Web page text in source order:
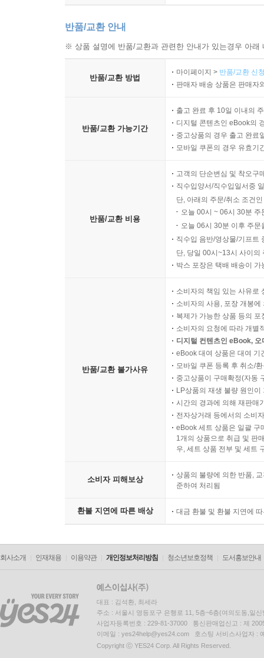
반품/교환 안내
※ 상품 설명에 반품/교환과 관련한 안내가 있는경우 아
반품/교환 방법
마이페이지 > 반품/교환 신
판매자 배송 상품은 판매자
반품/교환 가능기간
출고 완료 후 10일 이내의
디지털 콘텐츠인 eBook의
중고상품의 경우 출고 완료
모바일 쿠폰의 경우 유효기
반품/교환 비용
고객의 단순변심 및 착오구
직수입양서/직수입일서중
단, 아래의 주문/취소 조건
오늘 00시 ~ 06시 30분
오늘 06시 30분 이후 주
직수입 음반/영상물/기프트
단, 당일 00시~13시 사이의
박스 포장은 택배 배송이
반품/교환 불가사유
소비자의 책임 있는 사유로
소비자의 사용, 포장 개봉
복제가 가능한 상품 등의
소비자의 요청에 따라 개별
디지털 컨텐츠인 eBook,
eBook 대여 상품은 대여 기
모바일 쿠폰 등록 후 취소/
중고상품이 구매확정(자동
LP상품의 재생 불량 원인
시간의 경과에 의해 재판매
전자상거래 등에서의 소비
eBook 세트 상품은 일괄 구
1개의 상품으로 취급 및 판
우, 세트 상품 전부 및 세트
소비자 피해보상
상품의 불량에 의한 반품,
준하여 처리됨
환불 지연에 따른 배상 대금 환불 및 환불 지연에
회사소개 인재채용 이용약관 개인정보처리방침 청소년보호정책 도서홍보안내
대표 : 김석환, 최세라
주소 : 서울시 영등포구 은행로 11, 5층~6층(여의도동,일신
사업자등록번호 : 229-81-37000 통신판매업신고 : 제
이메일 : yes24help@yes24.com 호스팅 서비스사업자 :
Copyright ⓒ YES24 Corp. All Rights Reserved.